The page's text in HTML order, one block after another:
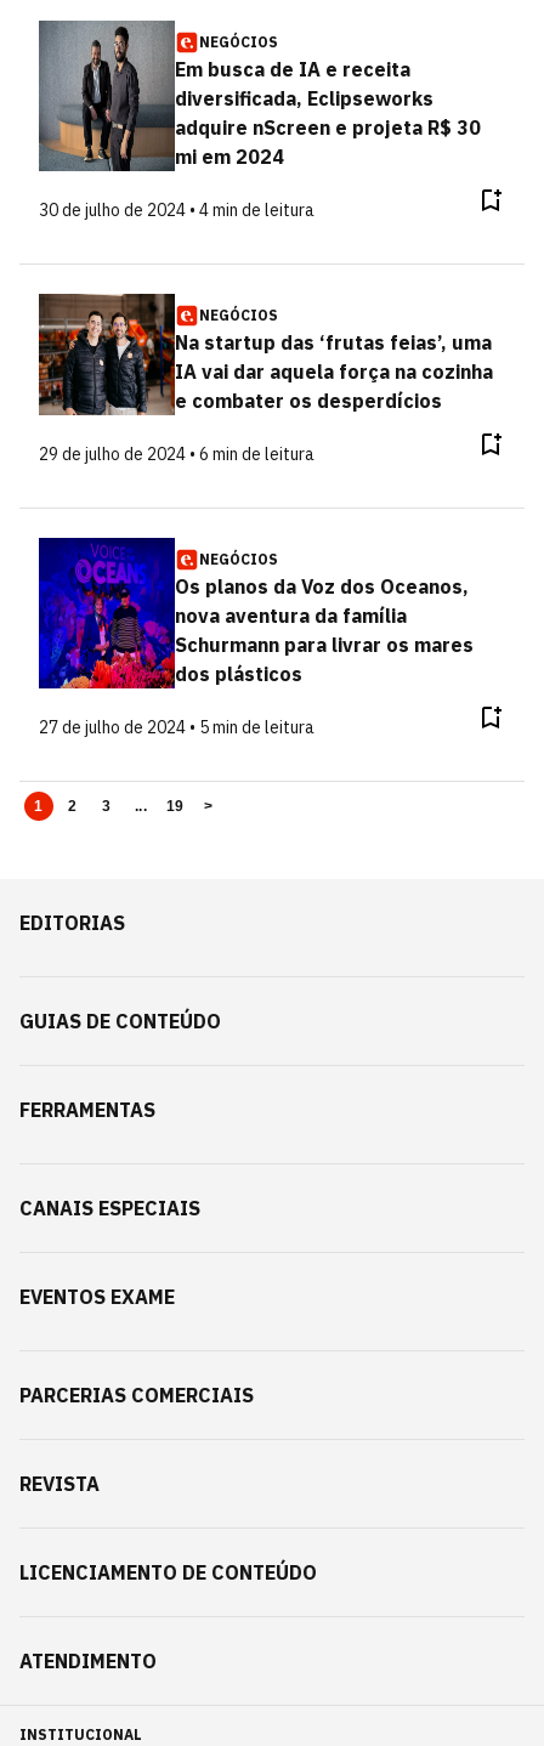
NEGÓCIOS
Em busca de IA e receita
diversificada, Eclipseworks
adquire nScreen e projeta R$ 30
mi em 2024
30 de julho de 2024 • 4 min de leitura
NEGÓCIOS
Na startup das ‘frutas feias’, uma
IA vai dar aquela força na cozinha
e combater os desperdícios
29 de julho de 2024 • 6 min de leitura
NEGÓCIOS
Os planos da Voz dos Oceanos,
nova aventura da família
Schurmann para livrar os mares
dos plásticos
27 de julho de 2024 • 5 min de leitura
1 2 3 ... 19 >
EDITORIAS
GUIAS DE CONTEÚDO
FERRAMENTAS
CANAIS ESPECIAIS
EVENTOS EXAME
PARCERIAS COMERCIAIS
REVISTA
LICENCIAMENTO DE CONTEÚDO
ATENDIMENTO
INSTITUCIONAL